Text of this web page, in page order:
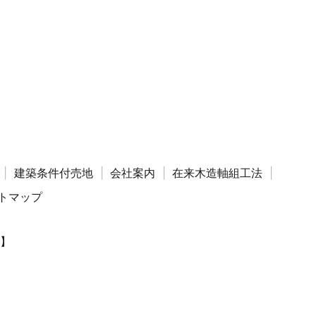
建築条件付売地 会社案内
在来木造軸組工法
マップ